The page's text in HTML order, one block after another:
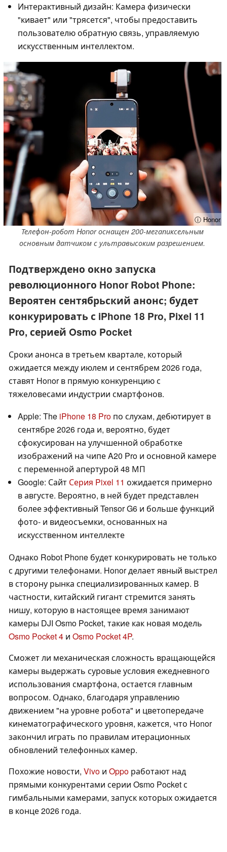
Интерактивный дизайн: Камера физически
"кивает" или "трясется", чтобы предоставить
пользователю обратную связь, управляемую
искусственным интеллектом.
ⓘ Honor
Телефон-робот Honor оснащен 200-мегапиксельным
основным датчиком с ультравысоким разрешением.
Подтверждено окно запуска
революционного Honor Robot Phone:
Вероятен сентябрьский анонс; будет
конкурировать с iPhone 18 Pro, Pixel 11
Pro, серией Osmo Pocket
Сроки анонса в третьем квартале, который
ожидается между июлем и сентябрем 2026 года,
ставят Honor в прямую конкуренцию с
тяжеловесами индустрии смартфонов.
Apple: The iPhone 18 Pro по слухам, дебютирует в
сентябре 2026 года и, вероятно, будет
сфокусирован на улучшенной обработке
изображений на чипе A20 Pro и основной камере
с переменной апертурой 48 МП
Google: Сайт Серия Pixel 11 ожидается примерно
в августе. Вероятно, в ней будет представлен
более эффективный Tensor G6 и больше функций
фото- и видеосъемки, основанных на
искусственном интеллекте
Однако Robot Phone будет конкурировать не только
с другими телефонами. Honor делает явный выстрел
в сторону рынка специализированных камер. В
частности, китайский гигант стремится занять
нишу, которую в настоящее время занимают
камеры DJI Osmo Pocket, такие как новая модель
Osmo Pocket 4 и Osmo Pocket 4P.
Сможет ли механическая сложность вращающейся
камеры выдержать суровые условия ежедневного
использования смартфона, остается главным
вопросом. Однако, благодаря управлению
движением "на уровне робота" и цветопередаче
кинематографического уровня, кажется, что Honor
закончил играть по правилам итерационных
обновлений телефонных камер.
Похожие новости, Vivo и Oppo работают над
прямыми конкурентами серии Osmo Pocket с
гимбальными камерами, запуск которых ожидается
в конце 2026 года.